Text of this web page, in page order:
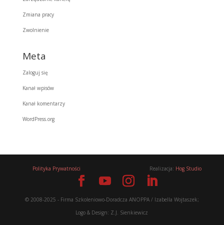
Zmiana pracy
Zwolnienie
Meta
Zaloguj się
Kanał wpisów
Kanał komentarzy
WordPress.org
Polityka Prywatności Realizacja: Hog Studio
© 2008-2025 - Firma Szkoleniowo-Doradcza ANOPPA / Izabella Wojtaszek;
Logo & Design: Z.J. Sienkiewicz